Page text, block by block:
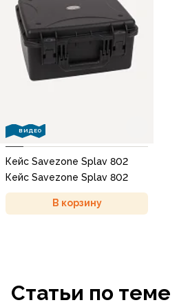
ВИДЕО
Кейс Savezone Splav 802
Кейс Savezone Splav 802
В корзину
Статьи по теме